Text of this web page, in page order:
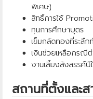
พิเศษ)
สิทธิ์การใช้
ทุนการศึกษาบุตร
เข็มกลัดทองที่ระลึ
เงินช่วยเหลือกรณี
งานเลี้ยงสังสรรค์ปี
สถานที่ตั้งและส